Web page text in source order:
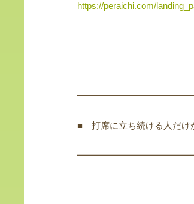
https://peraichi.com/
■ 打席に立ち続ける人だけ